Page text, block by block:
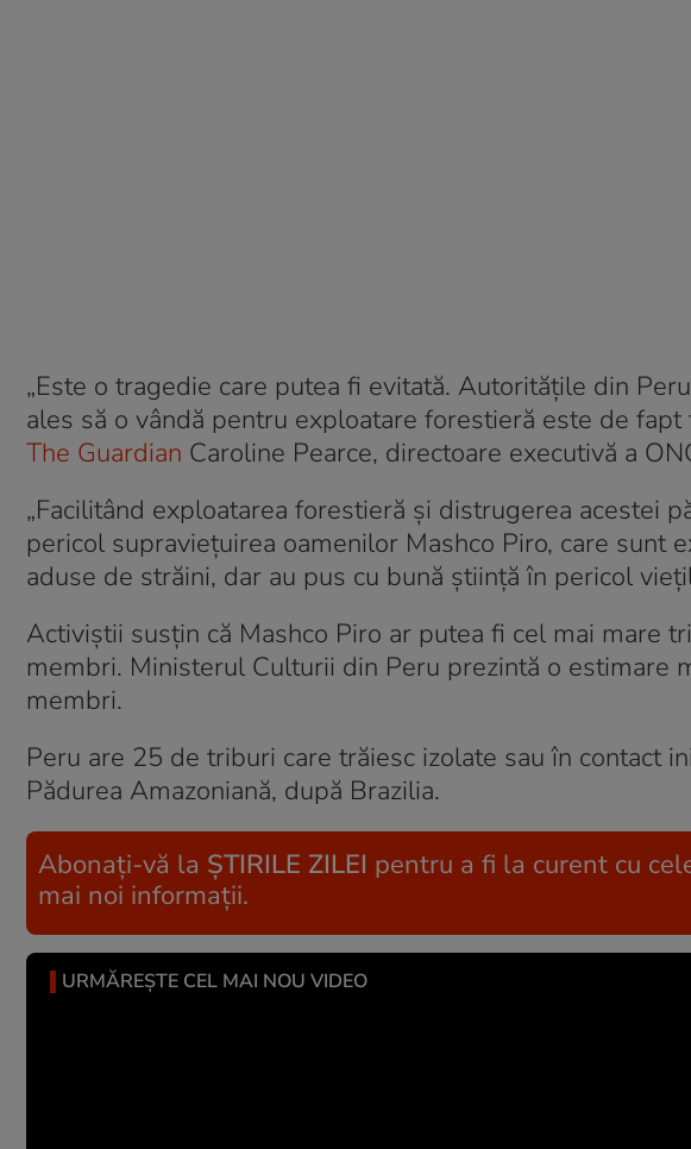
„Este o tragedie care putea fi evitată. Autoritățile din
ales să o vândă pentru exploatare forestieră este de
The Guardian Caroline Pearce, directoare executivă a
„Facilitând exploatarea forestieră și distrugerea acestei
pericol supraviețuirea oamenilor Mashco Piro, care
aduse de străini, dar au pus cu bună știință în pericol
Activiștii susțin că Mashco Piro ar putea fi cel mai mare
membri. Ministerul Culturii din Peru prezintă o estimare
membri.
Peru are 25 de triburi care trăiesc izolate sau în contact
Pădurea Amazoniană, după Brazilia.
Abonați-vă la ȘTIRILE ZILEI pentru a fi la curent cu
mai noi informații.
URMĂREȘTE CEL MAI NOU VIDEO